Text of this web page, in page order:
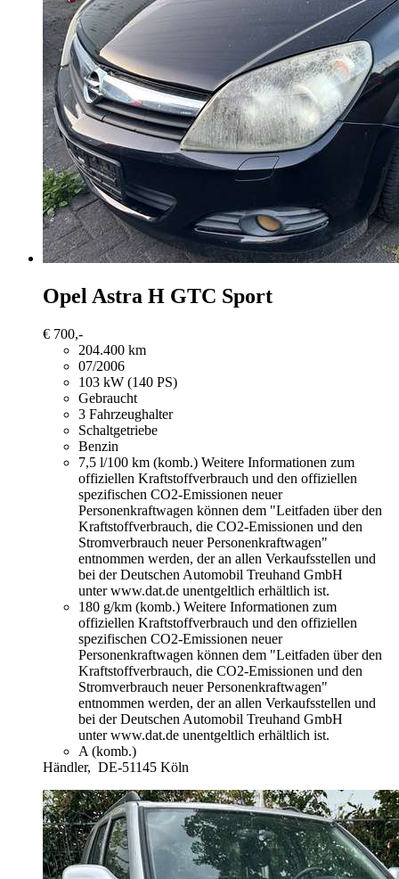
Opel Astra H GTC Sport
€ 700,-
204.400 km
07/2006
103 kW (140 PS)
Gebraucht
3 Fahrzeughalter
Schaltgetriebe
Benzin
7,5 l/100 km (komb.) Weitere Informationen zum
offiziellen Kraftstoffverbrauch und den offiziellen
spezifischen CO2-Emissionen neuer
Personenkraftwagen können dem "Leitfaden über den
Kraftstoffverbrauch, die CO2-Emissionen und den
Stromverbrauch neuer Personenkraftwagen"
entnommen werden, der an allen Verkaufsstellen und
bei der Deutschen Automobil Treuhand GmbH
unter www.dat.de unentgeltlich erhältlich ist.
180 g/km (komb.) Weitere Informationen zum
offiziellen Kraftstoffverbrauch und den offiziellen
spezifischen CO2-Emissionen neuer
Personenkraftwagen können dem "Leitfaden über den
Kraftstoffverbrauch, die CO2-Emissionen und den
Stromverbrauch neuer Personenkraftwagen"
entnommen werden, der an allen Verkaufsstellen und
bei der Deutschen Automobil Treuhand GmbH
unter www.dat.de unentgeltlich erhältlich ist.
A (komb.)
Händler, DE-51145 Köln